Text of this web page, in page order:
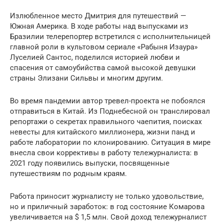
Излюбленное место Дмитрия для путешествий —
Южная Америка. В ходе работы над выпусками из
Бразилии телерепортер встретился с исполнительницей
главной роли в культовом сериале «Рабыня Изаура»
Луселией Сантос, поделился историей любви и
спасения от самоубийства самой высокой девушки
страны Элизани Сильвы и многим другим.
Во время пандемии автор тревел-проекта не побоялся
отправиться в Китай. Из Поднебесной он транслировал
репортажи о секретах правильного чаепития, поисках
невесты для китайского миллионера, жизни панд и
работе лаборатории по клонированию. Ситуация в мире
внесла свои коррективы в работу тележурналиста: в
2021 году появились выпуски, посвященные
путешествиям по родным краям.
Работа приносит журналисту не только удовольствие,
но и приличный заработок: в год состояние Комарова
увеличивается на $ 1,5 млн. Свой доход тележурналист